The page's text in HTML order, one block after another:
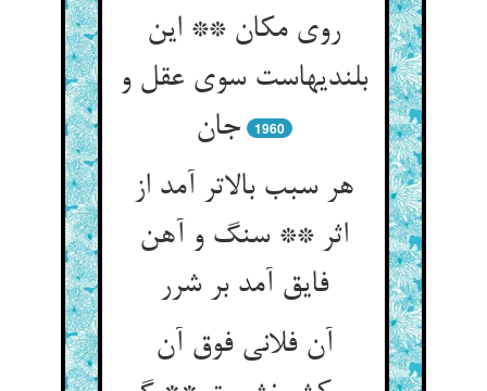
روی مکان ** این
بلندیهاست سوی عقل و
جان‏
1960
هر سبب بالاتر آمد از
اثر ** سنگ و آهن
فایق آمد بر شرر
آن فلانی فوق آن